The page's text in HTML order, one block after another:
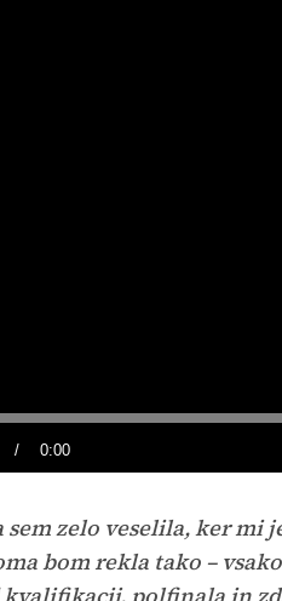
/ Duration
0:00
zelo veselila, ker mi
bom rekla tako –